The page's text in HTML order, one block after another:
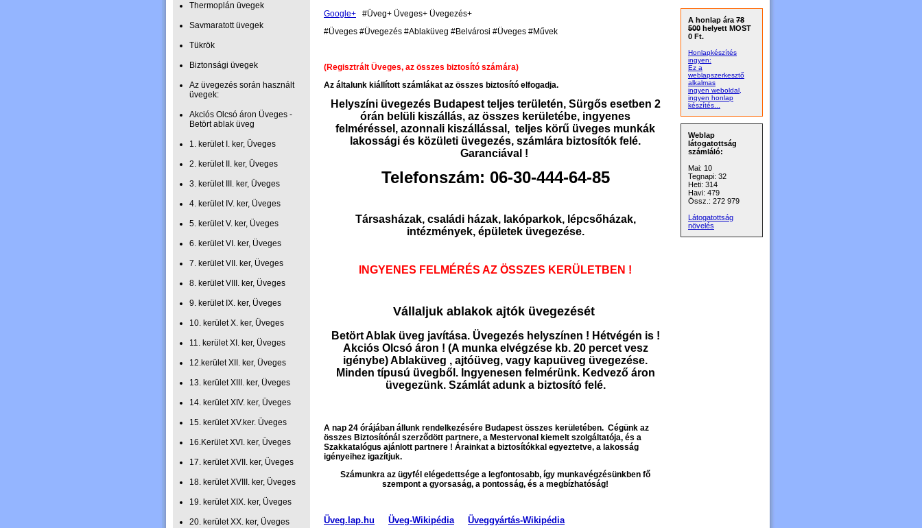
Thermoplán üvegek
Savmaratott üvegek
Tükrök
Biztonsági üvegek
Az üvegezés során használt
üvegek:
Akciós Olcsó áron Üveges -
Betört ablak üveg
1. kerület I. ker, Üveges
2. kerület II. ker, Üveges
3. kerület III. ker, Üveges
4. kerület IV. ker, Üveges
5. kerület V. ker, Üveges
6. kerület VI. ker, Üveges
7. kerület VII. ker, Üveges
8. kerület VIII. ker, Üveges
9. kerület IX. ker, Üveges
10. kerület X. ker, Üveges
11. kerület XI. ker, Üveges
12.kerület XII. ker, Üveges
13. kerület XIII. ker, Üveges
14. kerület XIV. ker, Üveges
15. kerület XV.ker. Üveges
16.Kerület XVI. ker, Üveges
17. kerület XVII. ker, Üveges
18. kerület XVIII. ker, Üveges
19. kerület XIX. ker, Üveges
20. kerület XX. ker, Üveges
Google+ #Üveg+ Üveges+ Üvegezés+
#Üveges #Üvegezés #Ablaküveg #Belvárosi #Üveges #Művek
(Regisztrált Üveges, az összes biztosító számára)
Az általunk kiállított számlákat az összes biztosító elfogadja.
Helyszíni üvegezés Budapest teljes területén, Sürgős esetben 2
órán belüli kiszállás, az összes kerületébe, ingyenes
felméréssel, azonnali kiszállással, teljes körű üveges munkák
lakossági és közületi üvegezés, számlára biztosítók felé.
Garanciával !
Telefonszám: 06-30-444-64-85
Társasházak, családi házak, lakóparkok, lépcsőházak,
intézmények, épületek üvegezése.
INGYENES FELMÉRÉS AZ ÖSSZES KERÜLETBEN !
Vállaljuk ablakok ajtók üvegezését
Betört Ablak üveg javítása. Üvegezés helyszínen ! Hétvégén is !
Akciós Olcsó áron ! (A munka elvégzése kb. 20 percet vesz
igénybe) Ablaküveg , ajtóüveg, vagy kapuüveg üvegezése.
Minden típusú üvegből. Ingyenesen felmérünk. Kedvező áron
üvegezünk. Számlát adunk a biztosító felé.
A nap 24 órájában állunk rendelkezésére Budapest összes kerületében. Cégünk az
összes Biztosítónál szerződött partnere, a Mestervonal kiemelt szolgáltatója, és a
Szakkatalógus ajánlott partnere ! Árainkat a biztosítókkal egyeztetve, a lakosság
igényeihez igazítjuk.
Számunkra az ügyfél elégedettsége a legfontosabb, így munkavégzésünkben fő
szempont a gyorsaság, a pontosság, és a megbízhatóság!
Üveg.lap.hu Üveg-Wikipédia Üveggyártás-Wikipédia
A honlap ára 78
500 helyett MOST
0 Ft.
Honlapkészítés
ingyen:
Ez a
weblapszerkesztő
alkalmas
ingyen weboldal,
ingyen honlap
készítés...
Weblap
látogatottság
számláló:
Mai: 10
Tegnapi: 32
Heti: 314
Havi: 479
Össz.: 272 979
Látogatottság
növelés